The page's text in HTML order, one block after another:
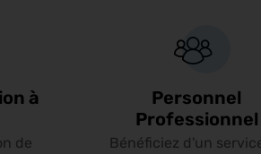
à
de
Personnel
Professionnel
Bénéficiez d'un